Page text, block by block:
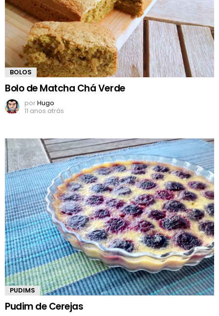
BOLOS
Bolo de Matcha Chá Verde
porHugo
11 anos atrás
PUDIMS
Pudim de Cerejas